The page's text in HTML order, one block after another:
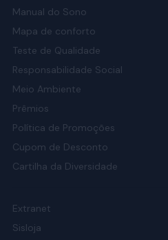
Manual do Sono
Mapa de conforto
Teste de Qualidade
Responsabilidade Social
Meio Ambiente
Prêmios
Política de Promoções
Cupom de Desconto
Cartilha da Diversidade
Extranet
Sisloja